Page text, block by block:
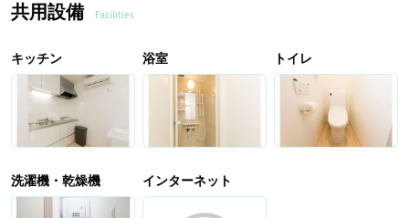
共用設備 Facilities
キッチン 浴室 トイレ
洗濯機・乾燥機 インターネット